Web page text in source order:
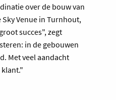
over de bouw van
Venue in Turnhout,
succes", zegt
in de gebouwen
Met veel aandacht
klant."